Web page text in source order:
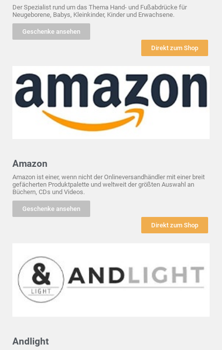
Der Spezialist rund um das Thema Hand- und Fußabdrücke für
Neugeborene, Babys, Kleinkinder, Kinder und Erwachsene.
Geschenke ansehen
Direkt zum Shop
Amazon
Amazon ist einer, wenn nicht der Onlineversandhändler mit einer breit
gefächerten Produktpalette und weltweit der größten Auswahl an
Büchern, CDs und Videos.
Geschenke ansehen
Direkt zum Shop
Andlight